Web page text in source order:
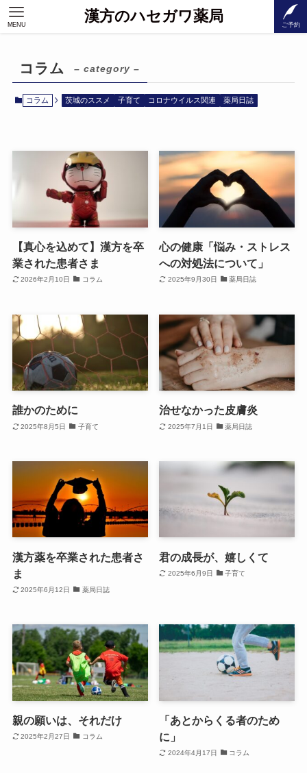
漢方のハセガワ薬局 ご予約
MENU
コラム – category –
コラム 茨城のススメ 子育て コロナウイルス関連 薬局日誌
【真心を込めて】漢方を卒
業された患者さま
2026年2月10日 コラム
心の健康「悩み・ストレス
への対処法について」
2025年9月30日 薬局日誌
誰かのために
2025年8月5日 子育て
治せなかった皮膚炎
2025年7月1日 薬局日誌
漢方薬を卒業された患者さ
ま
2025年6月12日 薬局日誌
君の成長が、嬉しくて
2025年6月9日 子育て
親の願いは、それだけ
2025年2月27日 コラム
「あとからくる者のため
に」
2024年4月17日 コラム